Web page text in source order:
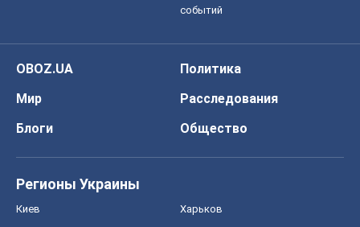
событий
OBOZ.UA
Политика
Мир
Расследования
Блоги
Общество
Регионы Украины
Киев Харьков